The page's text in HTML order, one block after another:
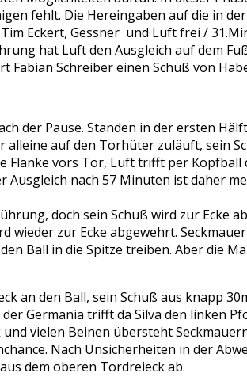
fehlt. Die Hereingaben auf die in
Eckert, Gessner und Luft frei /
hat Luft den Ausgleich auf dem
Schreiber einen Schuß von
der Pause. Standen in der ersten
alleine auf den Torhüter zuläuft, sein
vors Tor, Luft trifft per
nach 57 Minuten ist daher
doch sein Schuß wird zur
wieder zur Ecke abgewehrt.
Ball in die Spitze treiben. Aber die
an den Ball, sein Schuß aus knapp
Germania trifft da Silva den linken
vielen Beinen übersteht
Nach Unsicherheiten in der
dem oberen Tordreieck ab.